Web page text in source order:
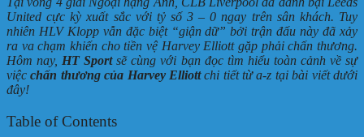
United cực kỳ xuất sắc với tỷ số 3 – 0 ngay trên sân khách. Tuy
nhiên HLV Klopp vẫn đặc biệt “giận dữ” bởi trận đấu này đã xảy
ra va chạm khiến cho tiền vệ Harvey Elliott gặp phải chấn thương.
Hôm nay, HT Sportsẽ cùng với bạn đọc tìm hiểu toàn cảnh về sự
việcchấn thương của Harvey Elliottchi tiết từ a-z tại bài viết dưới
đây!
Table of Contents